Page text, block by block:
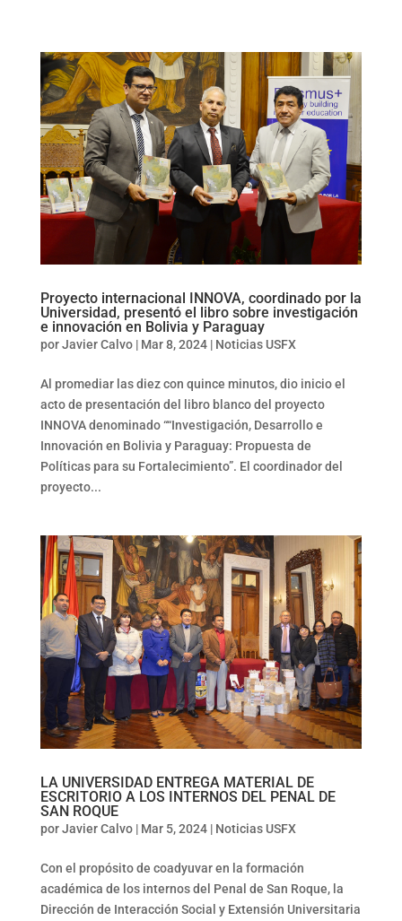
Proyecto internacional INNOVA, coordinado por la
Universidad, presentó el libro sobre investigación
e innovación en Bolivia y Paraguay
porJavier Calvo| Mar 8, 2024| Noticias USFX
Al promediar las diez con quince minutos, dio inicio el
acto de presentación del libro blanco del proyecto
INNOVA denominado ““Investigación, Desarrollo e
Innovación en Bolivia y Paraguay: Propuesta de
Políticas para su Fortalecimiento”. El coordinador del
proyecto...
LA UNIVERSIDAD ENTREGA MATERIAL DE
ESCRITORIO A LOS INTERNOS DEL PENAL DE
SAN ROQUE
porJavier Calvo| Mar 5, 2024| Noticias USFX
Con el propósito de coadyuvar en la formación
académica de los internos del Penal de San Roque, la
Dirección de Interacción Social y Extensión Universitaria